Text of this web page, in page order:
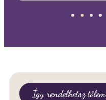
Így rendelhetsz tőlem